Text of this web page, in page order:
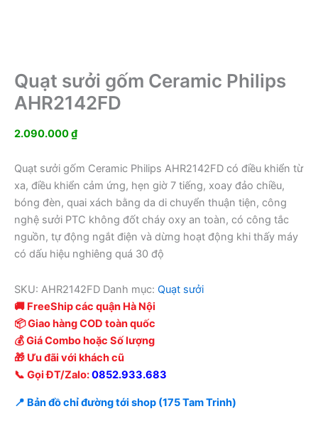
Quạt sưởi gốm Ceramic Philips
AHR2142FD
2.090.000₫
Quạt sưởi gốm Ceramic Philips AHR2142FD có điều khiển từ
xa, điều khiển cảm ứng, hẹn giờ 7 tiếng, xoay đảo chiều,
bóng đèn, quai xách bằng da di chuyển thuận tiện, công
nghệ sưởi PTC không đốt cháy oxy an toàn, có công tắc
nguồn, tự động ngắt điện và dừng hoạt động khi thấy máy
có dấu hiệu nghiêng quá 30 độ
SKU: AHR2142FD Danh mục: Quạt sưởi
🚚 FreeShip các quận Hà Nội
📦 Giao hàng COD toàn quốc
💰 Giá Combo hoặc Số lượng
🎁 Ưu đãi với khách cũ
📞 Gọi ĐT/Zalo:0852.933.683
📍 Bản đồ chỉ đường tới shop (175 Tam Trinh)